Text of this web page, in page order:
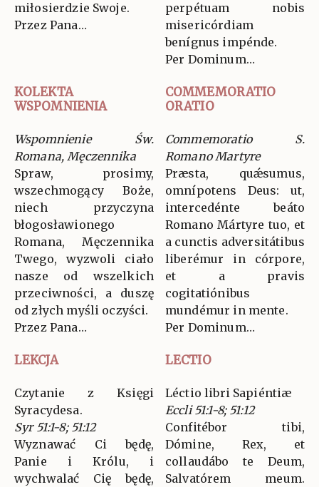
miłosierdzie Swoje.
Przez Pana…
perpétuam nobis
misericórdiam
benígnus impénde.
Per Dominum…
KOLEKTA
WSPOMNIENIA
COMMEMORATIO
ORATIO
Wspomnienie Św.
Romana, Męczennika
Spraw, prosimy,
wszechmogący Boże,
niech przyczyna
błogosławionego
Romana, Męczennika
Twego, wyzwoli ciało
nasze od wszelkich
przeciwności, a duszę
od złych myśli oczyści.
Przez Pana…
Commemoratio S.
Romano Martyre
Præsta, quǽsumus,
omnípotens Deus: ut,
intercedénte beáto
Romano Mártyre tuo, et
a cunctis adversitátibus
liberémur in córpore,
et a pravis
cogitatiónibus
mundémur in mente.
Per Dominum…
LEKCJA LECTIO
Czytanie z Księgi
Syracydesa.
Syr 51:1-8; 51:12
Wyznawać Ci będę,
Panie i Królu, i
wychwalać Cię będę,
Léctio libri Sapiéntiæ
Eccli 51:1-8; 51:12
Confitébor tibi,
Dómine, Rex, et
collaudábo te Deum,
Salvatórem meum.